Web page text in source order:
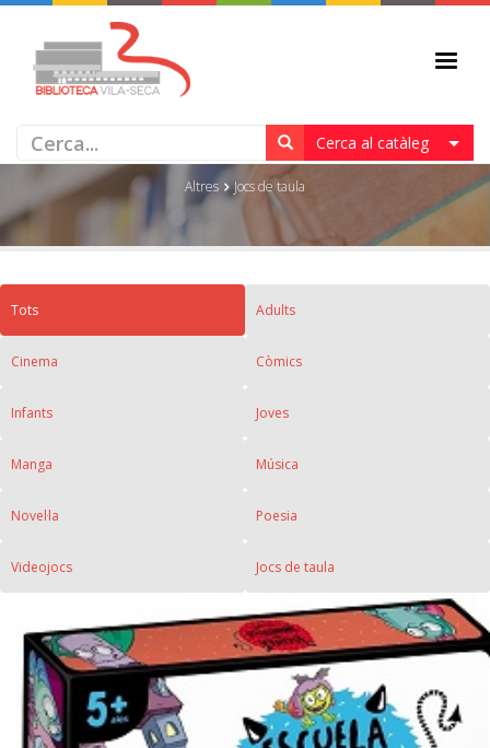
Cerca al catàleg
JOCS DE TAULA
Altres Jocs de taula
Tots Adults
Cinema Còmics
Infants Joves
Manga Música
Novel·la Poesia
Videojocs Jocs de taula